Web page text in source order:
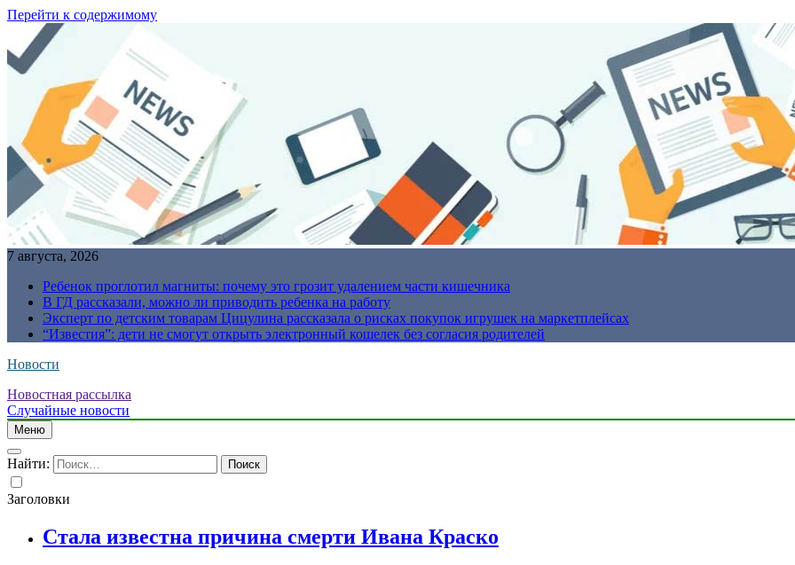
Перейти к содержимому
7 августа, 2026
Ребенок проглотил магниты: почему это грозит удалением части кишечника
В ГД рассказали, можно ли приводить ребенка на работу
Эксперт по детским товарам Цицулина рассказала о рисках покупок игрушек на маркетплейсах
“Известия”: дети не смогут открыть электронный кошелек без согласия родителей
Новости
Новостная рассылка
Случайные новости
Меню
Найти:
Заголовки
Стала известна причина смерти Ивана Краско